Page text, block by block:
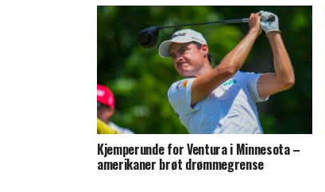
Kjemperunde for Ventura i Minnesota –
amerikaner brøt drømmegrense